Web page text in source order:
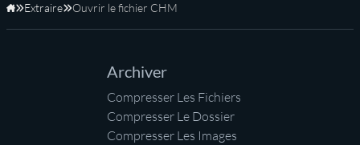
Accueil
Extraire Ouvrir le fichier CHM
Archiver
Compresser Les Fichiers
Compresser Le Dossier
Compresser Les Images